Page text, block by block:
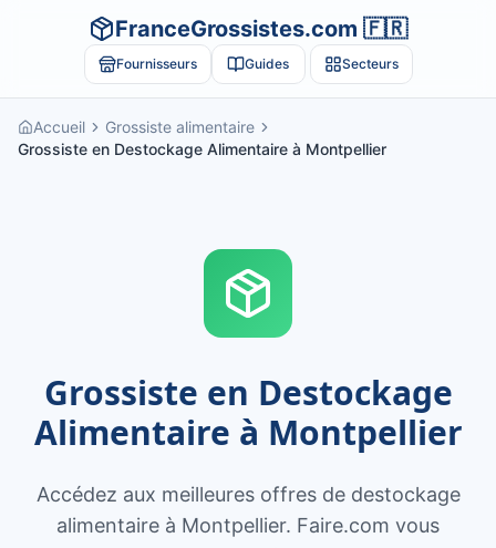
FranceGrossistes.com 🇫🇷
Fournisseurs Guides Secteurs
Accueil
Grossiste alimentaire
Grossiste en Destockage Alimentaire à Montpellier
Grossiste en Destockage
Alimentaire à Montpellier
Accédez aux meilleures offres de destockage
alimentaire à Montpellier. Faire.com vous